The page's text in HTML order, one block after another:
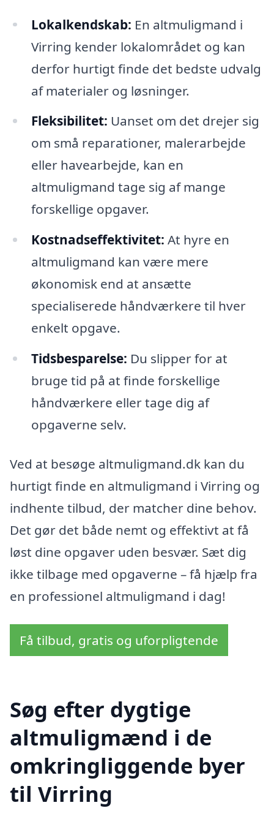
Lokalkendskab: En altmuligmand i
Virring kender lokalområdet og kan
derfor hurtigt finde det bedste udvalg
af materialer og løsninger.
Fleksibilitet: Uanset om det drejer sig
om små reparationer, malerarbejde
eller havearbejde, kan en
altmuligmand tage sig af mange
forskellige opgaver.
Kostnadseffektivitet: At hyre en
altmuligmand kan være mere
økonomisk end at ansætte
specialiserede håndværkere til hver
enkelt opgave.
Tidsbesparelse: Du slipper for at
bruge tid på at finde forskellige
håndværkere eller tage dig af
opgaverne selv.
Ved at besøge altmuligmand.dk kan du
hurtigt finde en altmuligmand i Virring og
indhente tilbud, der matcher dine behov.
Det gør det både nemt og effektivt at få
løst dine opgaver uden besvær. Sæt dig
ikke tilbage med opgaverne – få hjælp fra
en professionel altmuligmand i dag!
Få tilbud, gratis og uforpligtende
Søg efter dygtige
altmuligmænd i de
omkringliggende byer
til Virring